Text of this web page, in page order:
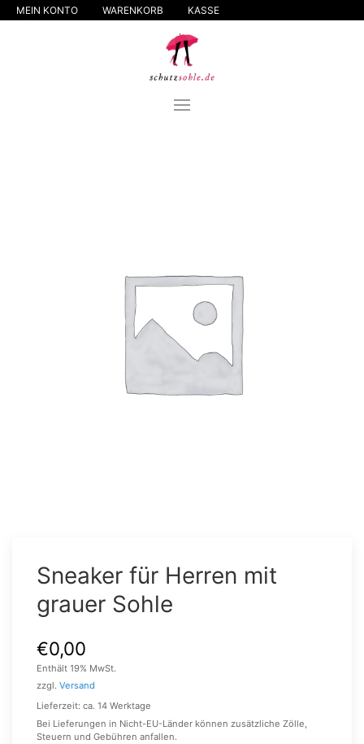
MEIN KONTO WARENKORB KASSE
Sneaker für Herren mit
grauer Sohle
€0,00
Enthält 19% MwSt.
zzgl. Versand
Lieferzeit: ca. 14 Werktage
Bei Lieferungen in Nicht-EU-Länder können zusätzliche Zölle,
Steuern und Gebühren anfallen.